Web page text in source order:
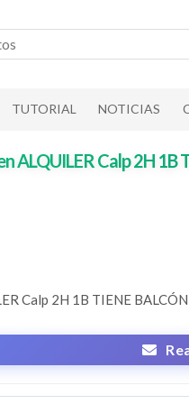
TUTORIAL NOTICIAS
ALQUILER Calp 2H 1B
Calp 2H 1B TIENE